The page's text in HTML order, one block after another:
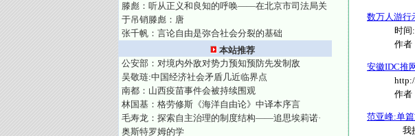
滕彪：听从正义和良知的呼唤——在北京市司法局关
于吊销滕彪：唐
张千帆：言论自由是弥合社会分裂的基础
本站推荐
公安部：对境内外敌对势力预知预防先发制敌
吴敬琏:中国经济社会矛盾几近临界点
南都：山西疫苗事件会被持续围观
林国基：格劳修斯《海洋自由论》中译本序言
毛寿龙：探索自主治理的制度结构——追思埃莉诺·
奥斯特罗姆的学
数万人游行
时间
作者
安徽IDC推
作者
范亚峰:单
我